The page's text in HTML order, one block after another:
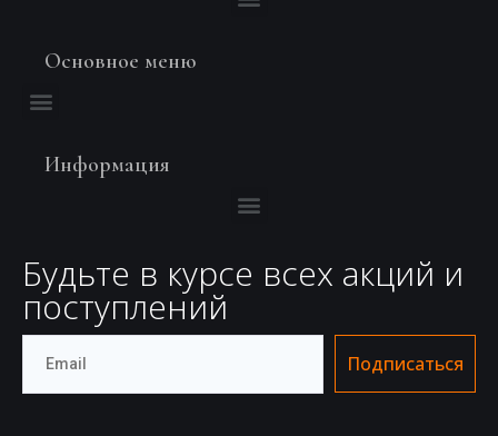
Основное меню
Информация
Будьте в курсе всех акций и
поступлений
Подписаться